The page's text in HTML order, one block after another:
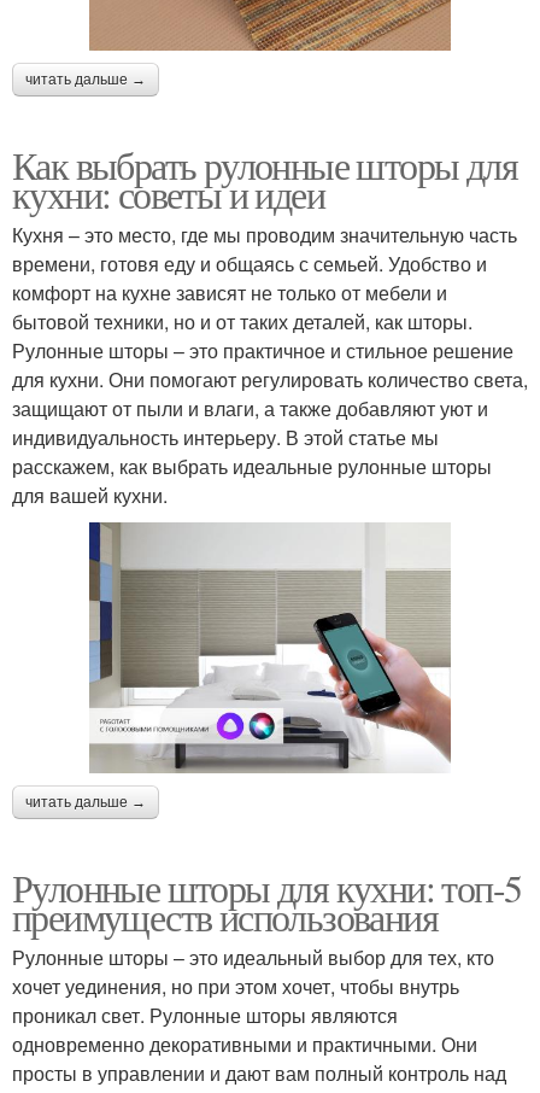
читать дальше →
Как выбрать рулонные шторы для
кухни: советы и идеи
Кухня – это место, где мы проводим значительную часть
времени, готовя еду и общаясь с семьей. Удобство и
комфорт на кухне зависят не только от мебели и
бытовой техники, но и от таких деталей, как шторы.
Рулонные шторы – это практичное и стильное решение
для кухни. Они помогают регулировать количество света,
защищают от пыли и влаги, а также добавляют уют и
индивидуальность интерьеру. В этой статье мы
расскажем, как выбрать идеальные рулонные шторы
для вашей кухни.
читать дальше →
Рулонные шторы для кухни: топ-5
преимуществ использования
Рулонные шторы – это идеальный выбор для тех, кто
хочет уединения, но при этом хочет, чтобы внутрь
проникал свет. Рулонные шторы являются
одновременно декоративными и практичными. Они
просты в управлении и дают вам полный контроль над